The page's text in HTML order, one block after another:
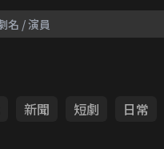
新聞 短劇 日常